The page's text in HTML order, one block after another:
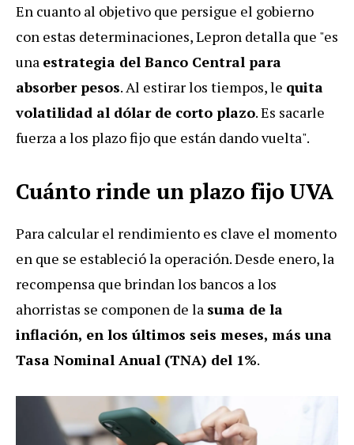
En cuanto al objetivo que persigue el gobierno
con estas determinaciones, Lepron detalla que "es
una estrategia del Banco Central para
absorber pesos. Al estirar los tiempos, le quita
volatilidad al dólar de corto plazo. Es sacarle
fuerza a los plazo fijo que están dando vuelta".
Cuánto rinde un plazo fijo UVA
Para calcular el rendimiento es clave el momento
en que se estableció la operación. Desde enero, la
recompensa que brindan los bancos a los
ahorristas se componen de la suma de la
inflación, en los últimos seis meses, más una
Tasa Nominal Anual (TNA) del 1%.